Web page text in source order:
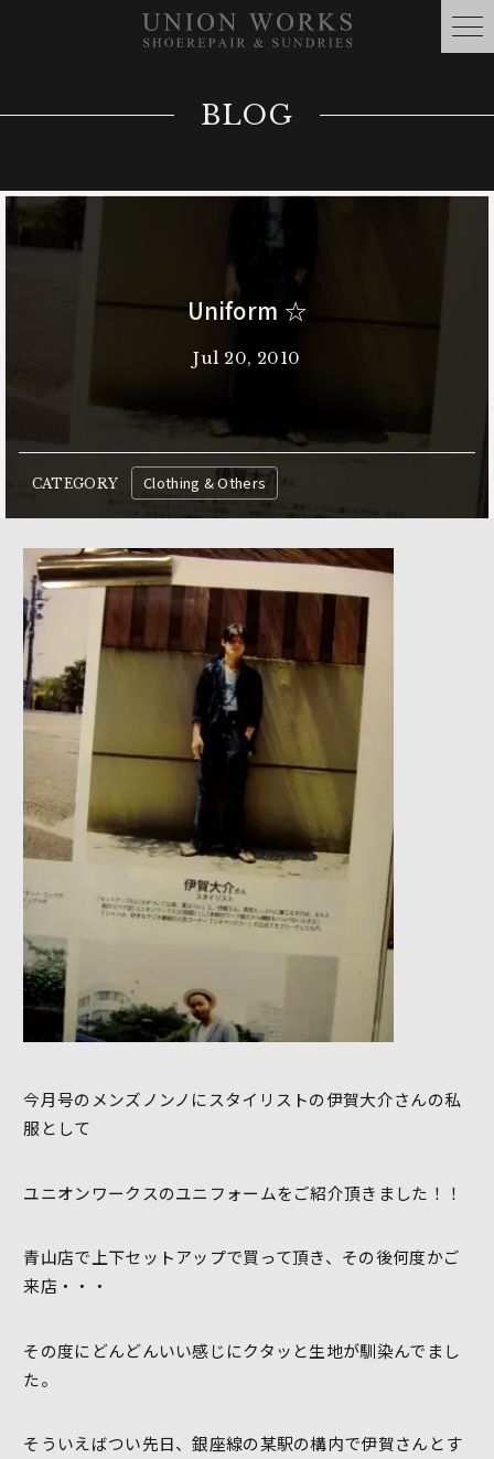
BLOG
Uniform ☆
Jul 20, 2010
CATEGORY Clothing & Others
今月号のメンズノンノにスタイリストの伊賀大介さんの私
服として
ユニオンワークスのユニフォームをご紹介頂きました！！
青山店で上下セットアップで買って頂き、その後何度かご
来店・・・
その度にどんどんいい感じにクタッと生地が馴染んでまし
た。
そういえばつい先日、銀座線の某駅の構内で伊賀さんとす